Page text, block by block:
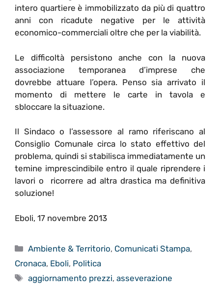
intero quartiere è immobilizzato da più di quattro
anni con ricadute negative per le attività
economico-commerciali oltre che per la viabilità.
Le difficoltà persistono anche con la nuova
associazione temporanea d’imprese che
dovrebbe attuare l’opera. Penso sia arrivato il
momento di mettere le carte in tavola e
sbloccare la situazione.
Il Sindaco o l’assessore al ramo riferiscano al
Consiglio Comunale circa lo stato effettivo del
problema, quindi si stabilisca immediatamente un
temine imprescindibile entro il quale riprendere i
lavori o ricorrere ad altra drastica ma definitiva
soluzione!
Eboli, 17 novembre 2013
Categorie
Ambiente & Territorio, Comunicati Stampa,
Cronaca, Eboli, Politica
Tag
aggiornamento prezzi,asseverazione